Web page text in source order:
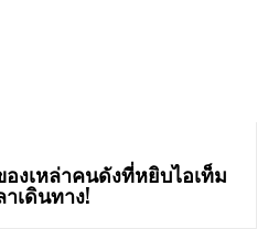
ของเหล่าคนดังที่หยิบไอเท็ม
เดินทาง!